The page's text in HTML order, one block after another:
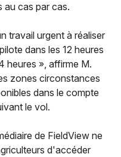
au cas par cas.
travail urgent à réaliser
dans les 12 heures
heures », affirme M.
zones circonstances
dans le compte
le vol.
de FieldView ne
d'accéder